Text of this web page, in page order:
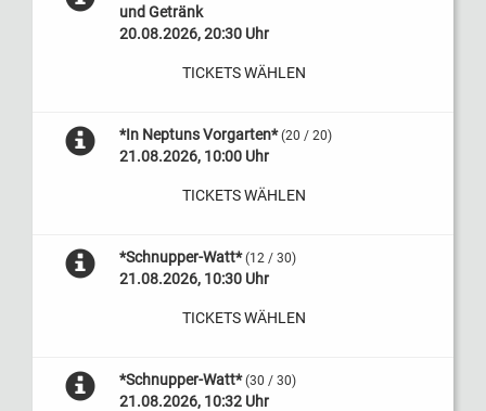
und Getränk
20.08.2026, 20:30 Uhr
TICKETS WÄHLEN
*In Neptuns Vorgarten* (20 / 20)
21.08.2026, 10:00 Uhr
TICKETS WÄHLEN
*Schnupper-Watt* (12 / 30)
21.08.2026, 10:30 Uhr
TICKETS WÄHLEN
*Schnupper-Watt* (30 / 30)
21.08.2026, 10:32 Uhr